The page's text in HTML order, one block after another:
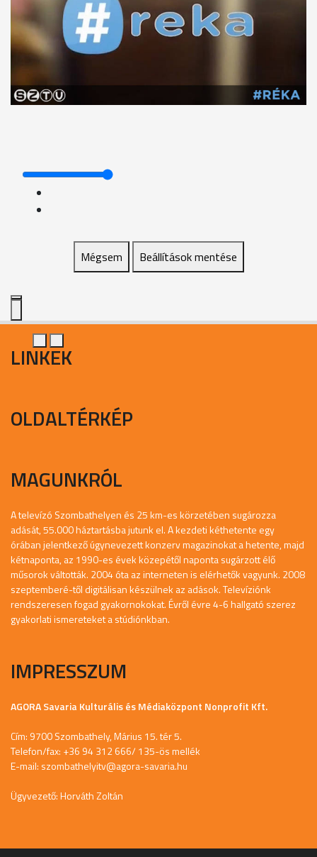
Mégsem Beállítások mentése
LINKEK
OLDALTÉRKÉP
MAGUNKRÓL
A televízó Szombathelyen és 25 km-es körzetében sugározza
adását, 55.000 háztartásba jutunk el. A kezdeti kéthetente egy
órában jelentkező úgynevezett konzerv magazinokat a hetente, majd
kétnaponta, az 1990-es évek közepétől naponta sugárzott élő
műsorok váltották. 2004 óta az interneten is elérhetők vagyunk. 2008
szeptemberé-től digitálisan készülnek az adások. Televíziónk
rendszeresen fogad gyakornokokat. Évről évre 4-6 hallgató szerez
gyakorlati ismereteket a stúdiónkban.
IMPRESSZUM
AGORA Savaria Kulturális és Médiaközpont Nonprofit Kft.
Cím: 9700 Szombathely, Márius 15. tér 5.
Telefon/fax: +36 94 312 666/ 135-ös mellék
E-mail: szombathelyitv@agora-savaria.hu
Ügyvezető: Horváth Zoltán